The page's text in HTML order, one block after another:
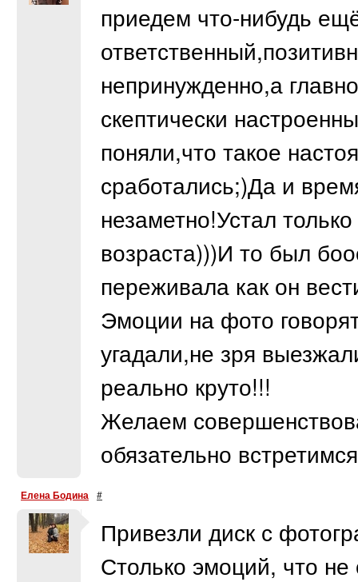
приедем что-нибудь
непринужденно,а
скептически
поняли,что такое
сработались;)Да и
незаметно!Устал
возраста)))И то был
переживала как он
Эмоции на фото
угадали,не зря
реально круто!!!
Желаем
обязательно
Елена Бодина #
Привезли диск с
Столько эмоций, что не